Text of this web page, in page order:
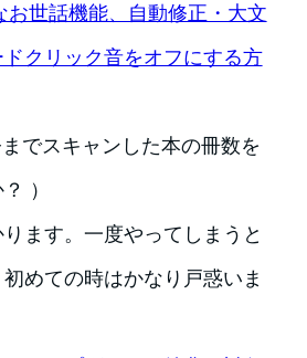
お世話機能、自動修正・大文
クリック音をオフにする方
までスキャンした本の冊数を
）
ます。一度やってしまうと
めての時はかなり戸惑いま